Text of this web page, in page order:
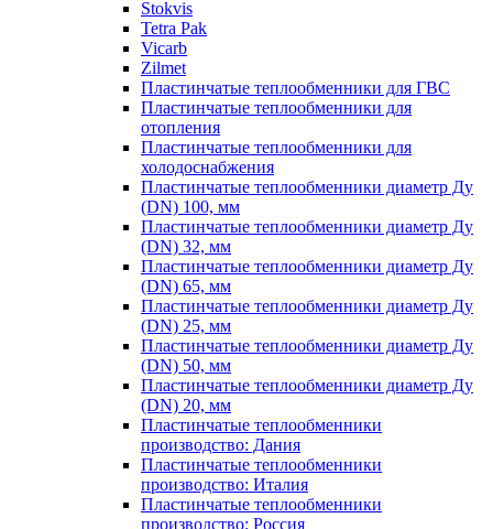
Stokvis
Tetra Pak
Vicarb
Zilmet
Пластинчатые теплообменники для ГВС
Пластинчатые теплообменники для
отопления
Пластинчатые теплообменники для
холодоснабжения
Пластинчатые теплообменники диаметр Ду
(DN) 100, мм
Пластинчатые теплообменники диаметр Ду
(DN) 32, мм
Пластинчатые теплообменники диаметр Ду
(DN) 65, мм
Пластинчатые теплообменники диаметр Ду
(DN) 25, мм
Пластинчатые теплообменники диаметр Ду
(DN) 50, мм
Пластинчатые теплообменники диаметр Ду
(DN) 20, мм
Пластинчатые теплообменники
производство: Дания
Пластинчатые теплообменники
производство: Италия
Пластинчатые теплообменники
производство: Россия